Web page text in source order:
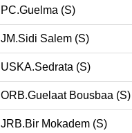
PC.Guelma (S)
JM.Sidi Salem (S)
USKA.Sedrata (S)
ORB.Guelaat Bousbaa (S)
JRB.Bir Mokadem (S)